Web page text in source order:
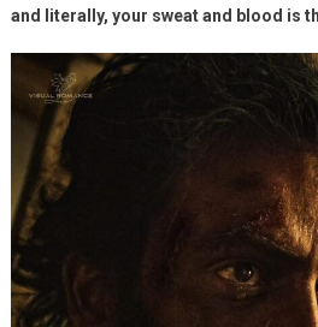
and literally, your sweat and blood is